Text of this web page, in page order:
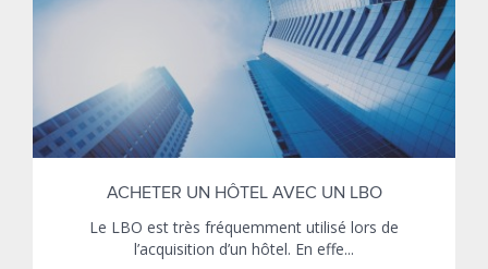
ACHETER UN HÔTEL AVEC UN LBO
Le LBO est très fréquemment utilisé lors de
l’acquisition d’un hôtel. En effe...